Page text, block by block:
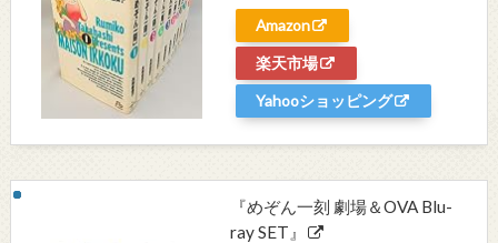
Amazon
楽天市場
Yahooショッピング
『めぞん一刻 劇場＆OVA Blu-
ray SET』